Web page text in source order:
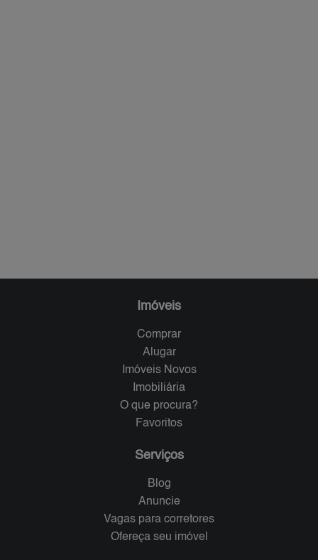
Imóveis
Comprar
Alugar
Imóveis Novos
Imobiliária
O que procura?
Favoritos
Serviços
Blog
Anuncie
Vagas para corretores
Ofereça seu imóvel